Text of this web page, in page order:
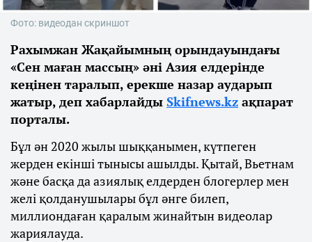
Фото: видеодан скриншот
Рахымжан Жақайымның орындауындағы
«Сен маған массың» әні Азия елдерінде
кеңінен таралып, ерекше назар аударып
жатыр, деп хабарлайды Skifnews.kz ақпарат
порталы.
Бұл ән 2020 жылы шыққанымен, күтпеген
жерден екінші тынысы ашылды. Қытай, Вьетнам
және басқа да азиялық елдерден блогерлер мен
желі қолданушылары бұл әнге билеп,
миллиондаған қаралым жинайтын видеолар
жариялауда.